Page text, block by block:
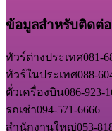
ข้อมูลสำหรับติดต่อ
ทัวร์ต่างประเทศ081-
ทัวร์ในประเทศ088-
ตั๋วเครื่องบิน086-923-
รถเช่า094-571-6666
สำนักงานใหญ่053-